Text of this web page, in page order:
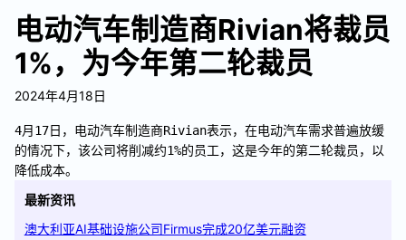
电动汽车制造商Rivian将裁员
1%，为今年第二轮裁员
2024年4月18日
4月17日，电动汽车制造商Rivian表示，在电动汽车需求普遍放缓
的情况下，该公司将削减约1%的员工，这是今年的第二轮裁员，以
降低成本。
最新资讯
澳大利亚AI基础设施公司Firmus完成20亿美元融资